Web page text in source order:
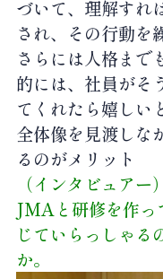
づいて、理解すれ
され、その行動を
さらには人格まで
的には、社員がそ
てくれたら嬉しい
全体像を見渡しな
るのがメリット
（インタビュアー）
JMAと研修を作っ
じていらっしゃる
か。